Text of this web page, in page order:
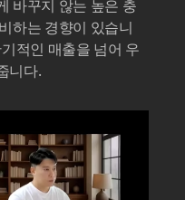
바꾸지 않는 높은 충
하는 경향이 있습니
적인 매출을 넘어 우
니다.